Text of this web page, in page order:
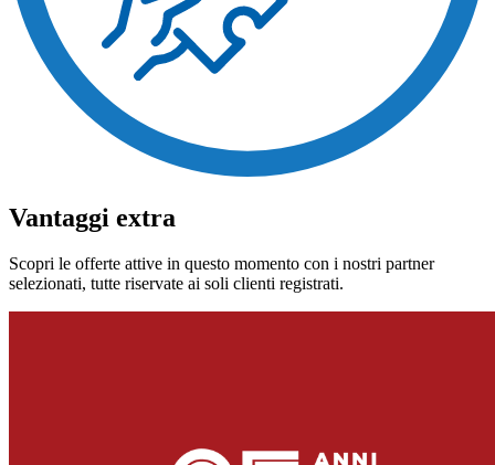
Vantaggi extra
Scopri le offerte attive in questo momento con i nostri partner
selezionati, tutte riservate ai soli clienti registrati.